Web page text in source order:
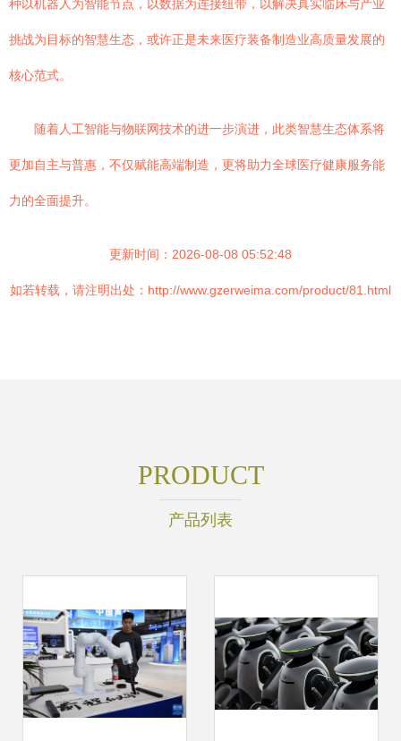
种以机器人为智能节点，以数据为连接纽带，以解决真实临床与产业
挑战为目标的智慧生态，或许正是未来医疗装备制造业高质量发展的
核心范式。
随着人工智能与物联网技术的进一步演进，此类智慧生态体系将
更加自主与普惠，不仅赋能高端制造，更将助力全球医疗健康服务能
力的全面提升。
更新时间：2026-08-08 05:52:48
如若转载，请注明出处：http://www.gzerweima.com/product/81.html
PRODUCT
产品列表